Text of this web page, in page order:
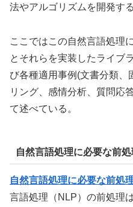
法やアルゴリズムを開発す
ここではこの自然言語処理
とそれらを実装したライブ
び各種適用事例(文書分類、
リング、感情分析、質問応
て述べている。
自然言語処理に必要な前
自然言語処理に必要な前処
言語処理（NLP）の前処理